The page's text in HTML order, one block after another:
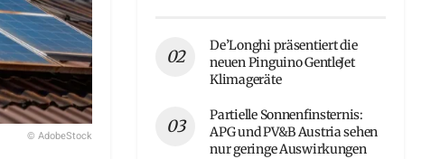
© AdobeStock
De’Longhi präsentiert die
neuen Pinguino GentleJet
Klimageräte
Partielle Sonnenfinsternis:
APG und PV&B Austria sehen
nur geringe Auswirkungen